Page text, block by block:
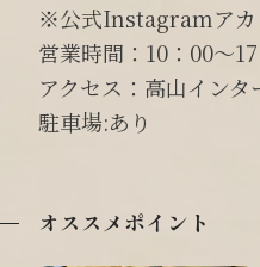
※公式Instagramアカ
営業時間：10：00～
アクセス：高山イン
駐車場:あり
オススメポイント